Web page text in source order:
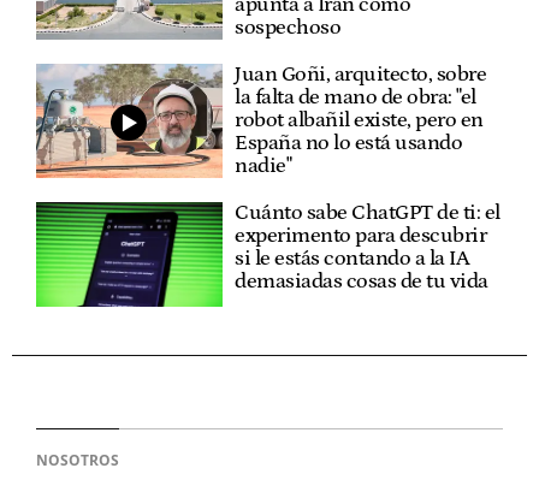
sospechoso
Juan Goñi, arquitecto, sobre
la falta de mano de obra: "el
robot albañil existe, pero en
España no lo está usando
nadie"
Cuánto sabe ChatGPT de ti: el
experimento para descubrir
si le estás contando a la IA
demasiadas cosas de tu vida
NOSOTROS